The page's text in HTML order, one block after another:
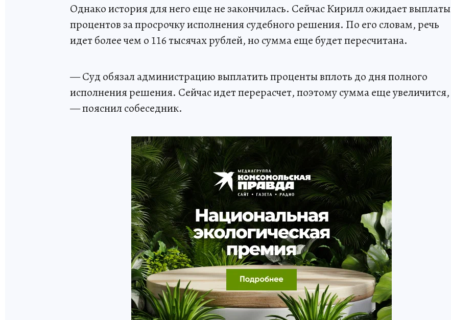
Однако история для него еще не закончилась. Сейчас Кирилл ожидает выплаты
процентов за просрочку исполнения судебного решения. По его словам, речь
идет более чем о 116 тысячах рублей, но сумма еще будет пересчитана.
— Суд обязал администрацию выплатить проценты вплоть до дня полного
исполнения решения. Сейчас идет перерасчет, поэтому сумма еще увеличится,
— пояснил собеседник.